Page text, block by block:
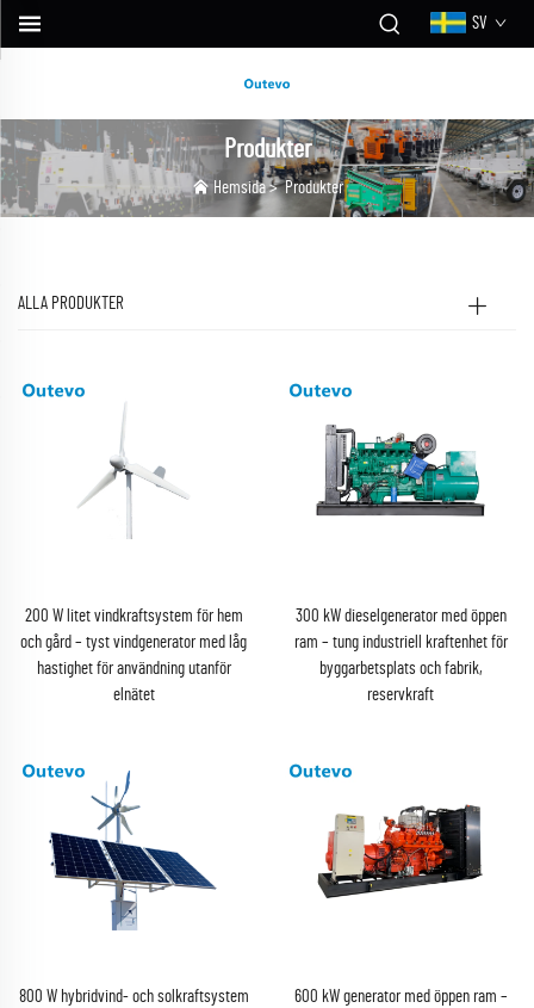
SV
Produkter
Hemsida>Produkter
ALLA PRODUKTER
200 W litet vindkraftsystem för hem
och gård – tyst vindgenerator med låg
hastighet för användning utanför
elnätet
300 kW dieselgenerator med öppen
ram – tung industriell kraftenhet för
byggarbetsplats och fabrik,
reservkraft
800 W hybridvind- och solkraftsystem
600 kW generator med öppen ram –